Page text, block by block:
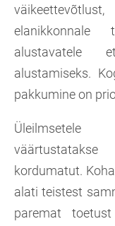
elanikkonnale
alustavatele
alustamiseks.
pakkumine on
Üleilmsetele
kordumatut.
alati teistest
paremat